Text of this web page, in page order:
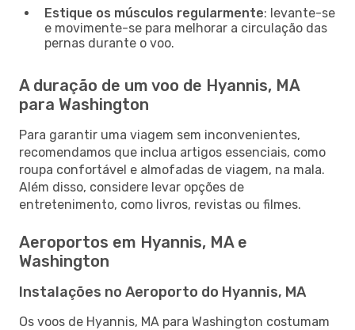
Estique os músculos regularmente: levante-se
e movimente-se para melhorar a circulação das
pernas durante o voo.
A duração de um voo de Hyannis, MA
para Washington
Para garantir uma viagem sem inconvenientes,
recomendamos que inclua artigos essenciais, como
roupa confortável e almofadas de viagem, na mala.
Além disso, considere levar opções de
entretenimento, como livros, revistas ou filmes.
Aeroportos em Hyannis, MA e
Washington
Instalações no Aeroporto do Hyannis, MA
Os voos de Hyannis, MA para Washington costumam